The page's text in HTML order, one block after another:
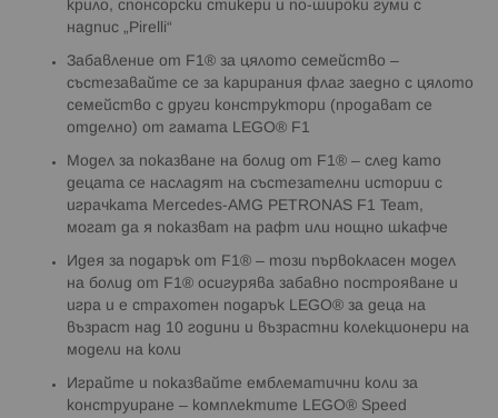
крило, спонсорски стикери и по-широки гуми с
надпис „Pirelli“
Забавление от F1® за цялото семейство –
състезавайте се за карирания флаг заедно с цялото
семейство с други конструктори (продават се
отделно) от гамата LEGO® F1
Модел за показване на болид от F1® – след като
децата се насладят на състезателни истории с
играчката Mercedes-AMG PETRONAS F1 Team,
могат да я показват на рафт или нощно шкафче
Идея за подарък от F1® – този първокласен модел
на болид от F1® осигурява забавно построяване и
игра и е страхотен подарък LEGO® за деца на
възраст над 10 години и възрастни колекционери на
модели на коли
Играйте и показвайте емблематични коли за
конструиране – комплектите LEGO® Speed